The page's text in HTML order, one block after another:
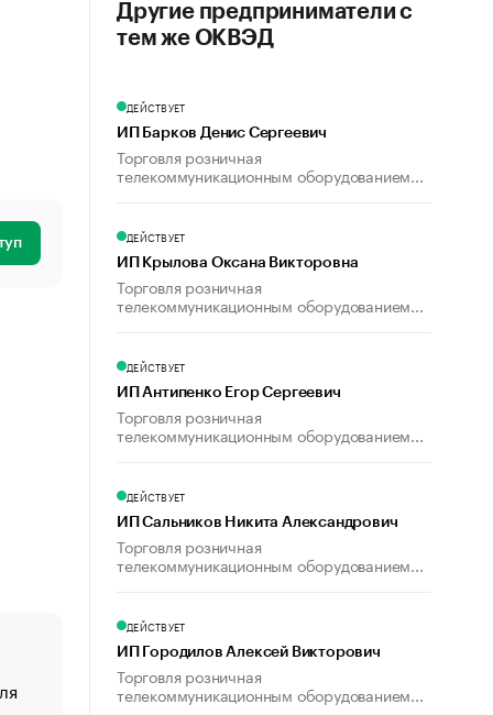
«От спорта тело стареет иначе». Как живет глава
Другие предприниматели с
тем же ОКВЭД
ДЕЙСТВУЕТ
ИП Барков Денис Сергеевич
Торговля розничная
телекоммуникационным оборудованием...
ДЕЙСТВУЕТ
ИП Крылова Оксана Викторовна
Торговля розничная
телекоммуникационным оборудованием...
ДЕЙСТВУЕТ
ИП Антипенко Егор Сергеевич
Торговля розничная
телекоммуникационным оборудованием...
ДЕЙСТВУЕТ
ИП Сальников Никита Александрович
Торговля розничная
телекоммуникационным оборудованием...
ДЕЙСТВУЕТ
ИП Городилов Алексей Викторович
Торговля розничная
телекоммуникационным оборудованием...